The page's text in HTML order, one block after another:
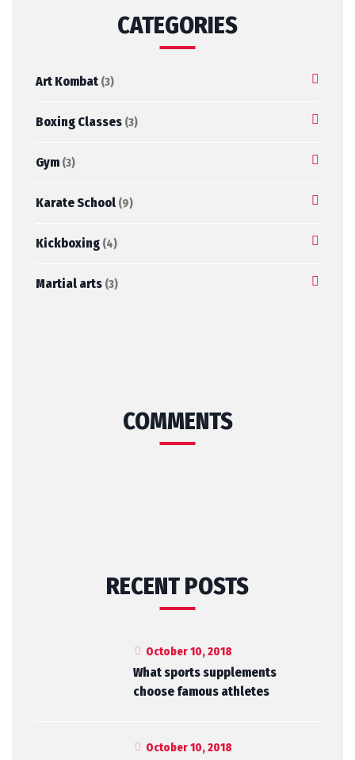
CATEGORIES
Art Kombat (3)
Boxing Classes (3)
Gym (3)
Karate School (9)
Kickboxing (4)
Martial arts (3)
COMMENTS
RECENT POSTS
October 10, 2018
What sports supplements
choose famous athletes
October 10, 2018